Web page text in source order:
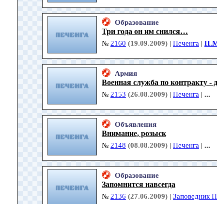
Образование
Три года он им снился…
№ 2160 (19.09.2009) | Печенга |
Армия
Военная служба по контракту -
№ 2153 (26.08.2009) | Печенга | ...
Объявления
Внимание, розыск
№ 2148 (08.08.2009) | Печенга | ...
Образование
Запомнится навсегда
№ 2136 (27.06.2009) | Заповедник